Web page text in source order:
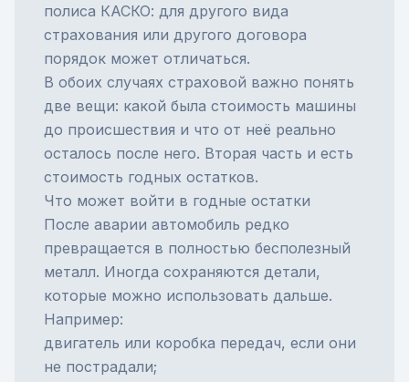
полиса КАСКО: для другого вида
страхования или другого договора
порядок может отличаться.
В обоих случаях страховой важно понять
две вещи: какой была стоимость машины
до происшествия и что от неё реально
осталось после него. Вторая часть и есть
стоимость годных остатков.
Что может войти в годные остатки
После аварии автомобиль редко
превращается в полностью бесполезный
металл. Иногда сохраняются детали,
которые можно использовать дальше.
Например:
двигатель или коробка передач, если они
не пострадали;